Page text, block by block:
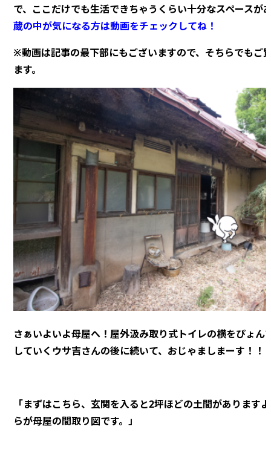
で、ここだけでも生活できちゃうくらい十分なスペースが
蔵の中が気になる方は動画をチェックしてね！
※動画は記事の最下部にもございますので、そちらでもご
ます。
さぁいよいよ母屋へ！屋外汲み取り式トイレの横をぴょん
していくウサ吉さんの後に続いて、おじゃましまーす！！
「まずはこちら、玄関を入ると2坪ほどの土間があります
らが母屋の間取り図です。」